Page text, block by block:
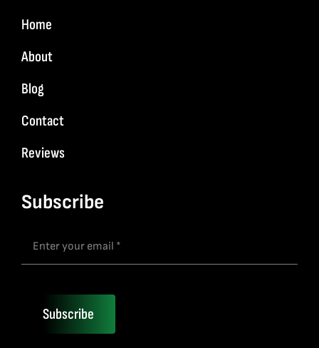
Home
About
Blog
Contact
Reviews
Subscribe
Subscribe